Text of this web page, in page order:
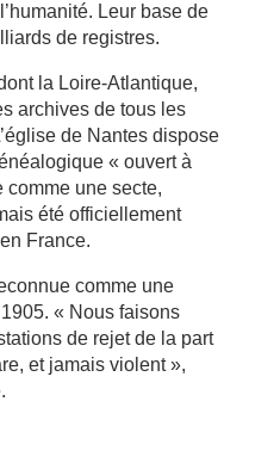
Leur base de
de registres.
la Loire-Atlantique,
archives de tous les
de Nantes dispose
« ouvert à
comme une secte,
été officiellement
France.
comme une
« Nous faisons
de rejet de la part
et jamais violent »,